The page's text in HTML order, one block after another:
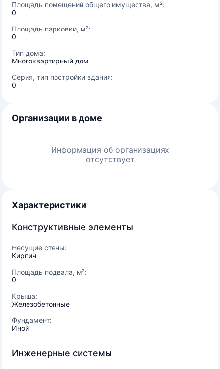
Площадь помещений общего имущества, м²:
0
Площадь парковки, м²:
0
Тип дома:
Многоквартирный дом
Серия, тип постройки здания:
0
Организации в доме
Информация об организациях
отсутствует
Характеристики
Конструктивные элементы
Несущие стены:
Кирпич
Площадь подвала, м²:
0
Крыша:
Железобетонные
Фундамент:
Иной
Инженерные системы